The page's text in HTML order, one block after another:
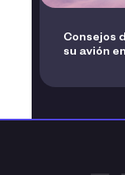
Consejos
su avión